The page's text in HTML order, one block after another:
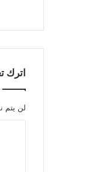
اترك
لن يتم